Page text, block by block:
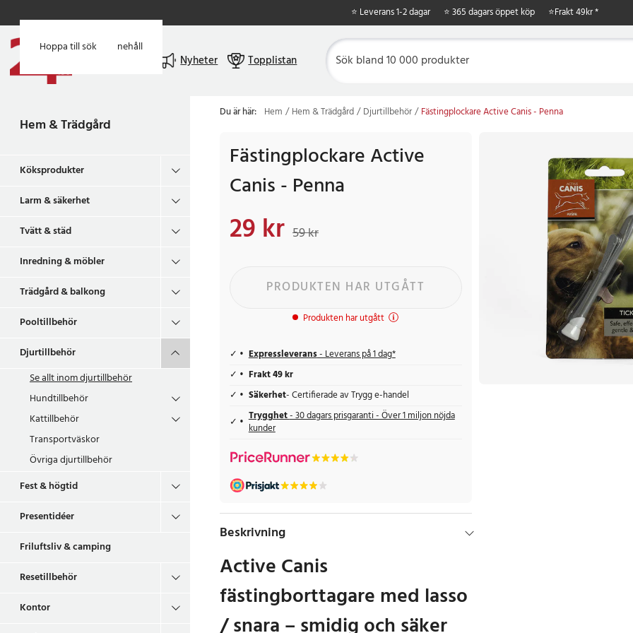
Hoppa till huvudinnehåll
Hoppa till sök
⭐ Leverans 1-2 dagar ⭐ 365 dagars öppet köp ⭐Frakt 49kr *
Nyheter Topplistan
Hem & Trädgård
Köksprodukter
Larm & säkerhet
Tvätt & städ
Inredning & möbler
Trädgård & balkong
Pooltillbehör
Djurtillbehör
Se allt inomdjurtillbehör
Hundtillbehör
Kattillbehör
Transportväskor
Övriga djurtillbehör
Fest & högtid
Presentidéer
Friluftsliv & camping
Resetillbehör
Kontor
Du är här: Hem Hem & Trädgård Djurtillbehör Fästingplockare Active Canis - Penna
Fästingplockare Active
Canis - Penna
Nuvarande pris
29 kr 59 kr
PRODUKTEN HAR UTGÅTT
Produkten har utgått
Expressleverans- Leverans på 1 dag*
Frakt 49 kr
Säkerhet- Certifierade av Trygg e-handel
Trygghet- 30 dagars prisgaranti - Över 1 miljon nöjda
kunder
Beskrivning
Active Canis
fästingborttagare med lasso
/ snara – smidig och säker